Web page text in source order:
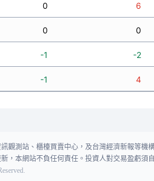
0 6
0 0
-1 -2
-1 4
觀測站、櫃檯買賣中心，及台灣經濟新報等機
，本網站不負任何責任。投資人對交易盈虧須